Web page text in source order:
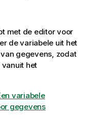
met de editor voor
de variabele uit het
gegevens, zodat
het
variabele
gegevens